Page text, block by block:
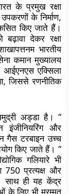
के प्रमुख रक्षा
के निर्माण,
किए जाते हैं।
देकर रक्षा
भारतीय
कमान मुख्यालय
आईएनएस एक्सिला
जिससे रणनीतिक
अड्डा है। ”
इंजीनियरिंग और
गैस टरबाइन उच्च
किए जाते हैं। ”
गलियारे भी
750 प्रत्यक्ष और
साथ ही यह केंद्र
के लिए भी मरम्मत